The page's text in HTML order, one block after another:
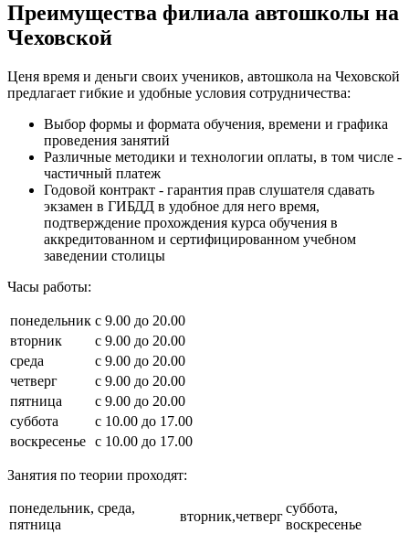
Преимущества филиала автошколы на
Чеховской
Ценя время и деньги своих учеников, автошкола на Чеховской
предлагает гибкие и удобные условия сотрудничества:
Выбор формы и формата обучения, времени и графика
проведения занятий
Различные методики и технологии оплаты, в том числе -
частичный платеж
Годовой контракт - гарантия прав слушателя сдавать
экзамен в ГИБДД в удобное для него время,
подтверждение прохождения курса обучения в
аккредитованном и сертифицированном учебном
заведении столицы
Часы работы:
понедельник с 9.00 до 20.00
вторник
с 9.00 до 20.00
среда
с 9.00 до 20.00
четверг
с 9.00 до 20.00
пятница
с 9.00 до 20.00
суббота
с 10.00 до 17.00
воскресенье с 10.00 до 17.00
Занятия по теории проходят:
понедельник, среда,
пятница
вторник,четверг
суббота,
воскресенье